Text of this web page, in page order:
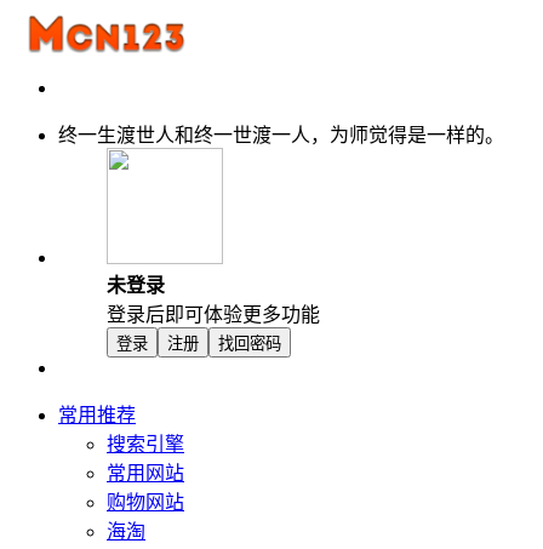
终一生渡世人和终一世渡一人，为师觉得是一样的。
未登录
登录后即可体验更多功能
登录 注册 找回密码
常用推荐
搜索引擎
常用网站
购物网站
海淘